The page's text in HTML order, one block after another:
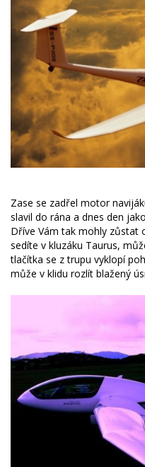
Zase se zadřel motor
slavil do rána a dnes den
Dříve Vám tak mohly zůstat
sedíte v kluzáku Taurus,
tlačítka se z trupu vyklopí
může v klidu rozlít blažený